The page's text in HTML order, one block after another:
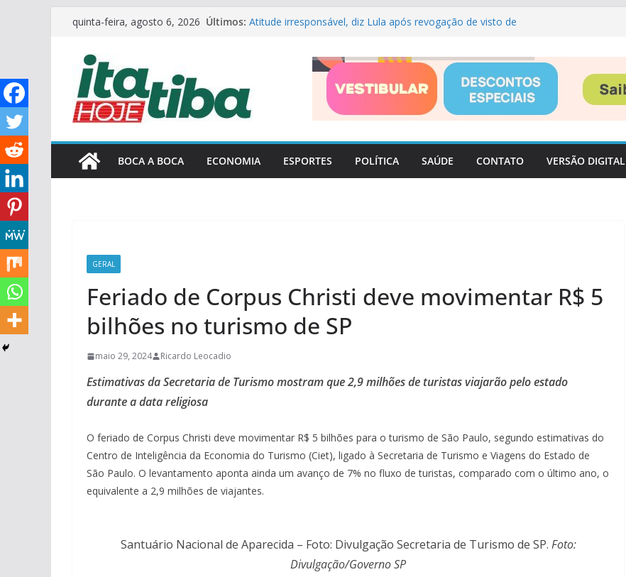
Pular
conteúdo
quinta-feira, agosto 6, 2026 Últimos: Atitude irresponsável, diz Lula após revogação de visto de
Fatecs para o primeiro semestre de 2027
Empresas devem facilitar vacinação de trabalhadores contra
o sarampo
Com fim da greve, trens da CPTM das linhas 11, 12 e 13
voltam a circular
BOCA A BOCA
ECONOMIA ESPORTES POLÍTICA SAÚDE CONTATO VERSÃO DIGITAL
GERAL
Feriado de Corpus Christi deve movimentar R$ 5
bilhões no turismo de SP
maio 29, 2024 Ricardo Leocadio
Estimativas da Secretaria de Turismo mostram que 2,9 milhões de turistas viajarão pelo estado
durante a data religiosa
O feriado de Corpus Christi deve movimentar R$ 5 bilhões para o turismo de São Paulo, segundo estimativas do
Centro de Inteligência da Economia do Turismo (Ciet), ligado à Secretaria de Turismo e Viagens do Estado de
São Paulo. O levantamento aponta ainda um avanço de 7% no fluxo de turistas, comparado com o último ano, o
equivalente a 2,9 milhões de viajantes.
Santuário Nacional de Aparecida – Foto: Divulgação Secretaria de Turismo de SP. Foto:
Divulgação/Governo SP